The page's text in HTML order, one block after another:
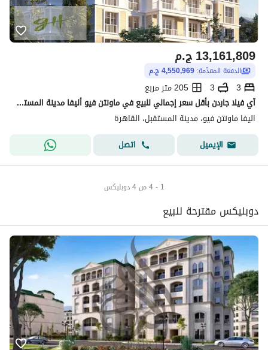
ج.م13,161,809
الدفعة المقدّمة: 4,550,969 ج.م
3
3
205 متر مربع
آي فيلا جاردن بأقل سعر إجمالي للبيع في ماونتن فيو أليفا مدينة المستقبل Mountain View Aliva
اليفا ماونتن فيو، مدينة المستقبل، القاهرة
الإيميل
اتصل
1 - 4 من 4 دوبليكس
دوبليكس مقترحة للبيع